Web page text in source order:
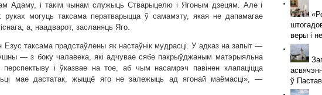
Адаму, і такім чынам служыць Стварыцелю і Ягоным дзецям. Але і
могуць таксама ператварыцца ў самамэту, якая не дапамагае
а, наадварот, засланяць Яго.
Езус таксама прадстаўлены як настаўнік мудрасці. У адказ на запыт —
— з боку чалавека, які адчувае сябе пакрыўджаным матэрыяльна
і ўказвае на тое, аб чым насамрэч павінен клапаціцца
мае дастатак, жыццё яго не залежыць ад ягонай маёмасці», —
веры і
ў